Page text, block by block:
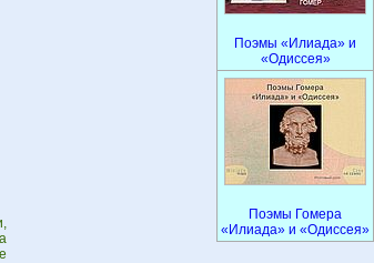
Поэмы «Илиада» и
«Одиссея»
Поэмы Гомера
«Илиада» и «Одиссея»